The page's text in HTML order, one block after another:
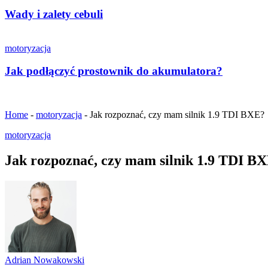
Wady i zalety cebuli
motoryzacja
Jak podłączyć prostownik do akumulatora?
Home - motoryzacja - Jak rozpoznać, czy mam silnik 1.9 TDI BXE?
motoryzacja
Jak rozpoznać, czy mam silnik 1.9 TDI
Adrian Nowakowski